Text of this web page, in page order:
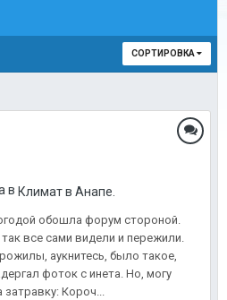
СОРТИРОВКА
в Климат в Анапе.
обошла форум стороной.
все сами видели и пережили.
аукнитесь, было такое,
фоток с инета. Но, могу
Короч...